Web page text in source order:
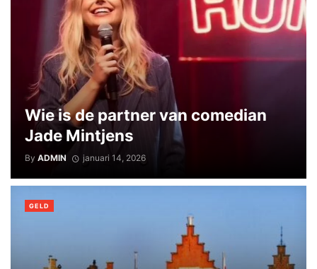
Wie is de partner van comedian
Jade Mintjens
By ADMIN januari 14, 2026
GELD